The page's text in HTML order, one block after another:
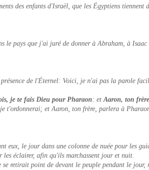
des enfants d'Israël, que les Égyptiens tiennent
le pays que j'ai juré de donner à Abraham, à
de l'Éternel: Voici, je n'ai pas la parole
je te fais Dieu pour Pharaon: etAaron, ton
t'ordonnerai; et Aaron, ton frère, parlera à
eux, le jour dans une colonne de nuée pour les
les éclairer, afin qu'ils marchassent jour et nuit.
se retirait point de devant le peuple pendant le